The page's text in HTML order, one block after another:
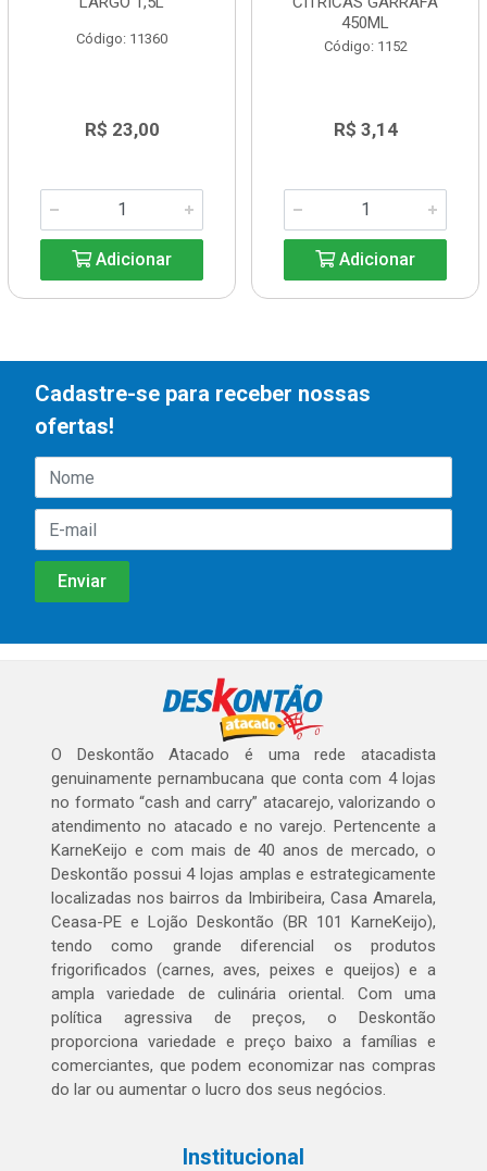
Código: 11360
R$ 23,00
Adicionar
450ML
Código: 1152
R$ 3,14
Adicionar
Cadastre-se para receber nossas
ofertas!
O Deskontão Atacado é uma rede atacadista
genuinamente pernambucana que conta com 4 lojas
no formato “cash and carry” atacarejo, valorizando o
atendimento no atacado e no varejo. Pertencente a
KarneKeijo e com mais de 40 anos de mercado, o
Deskontão possui 4 lojas amplas e estrategicamente
localizadas nos bairros da Imbiribeira, Casa Amarela,
Ceasa-PE e Lojão Deskontão (BR 101 KarneKeijo),
tendo como grande diferencial os produtos
frigorificados (carnes, aves, peixes e queijos) e a
ampla variedade de culinária oriental. Com uma
política agressiva de preços, o Deskontão
proporciona variedade e preço baixo a famílias e
comerciantes, que podem economizar nas compras
do lar ou aumentar o lucro dos seus negócios.
Institucional